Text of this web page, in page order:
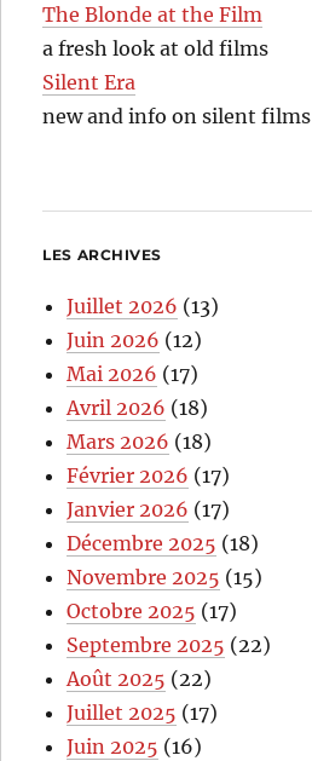
The Blonde at the Film
a fresh look at old films
Silent Era
new and info on silent films
LES ARCHIVES
Juillet 2026 (13)
Juin 2026 (12)
Mai 2026 (17)
Avril 2026 (18)
Mars 2026 (18)
Février 2026 (17)
Janvier 2026 (17)
Décembre 2025 (18)
Novembre 2025 (15)
Octobre 2025 (17)
Septembre 2025 (22)
Août 2025 (22)
Juillet 2025 (17)
Juin 2025 (16)